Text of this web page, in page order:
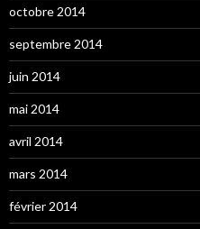
octobre 2014
septembre 2014
juin 2014
mai 2014
avril 2014
mars 2014
février 2014